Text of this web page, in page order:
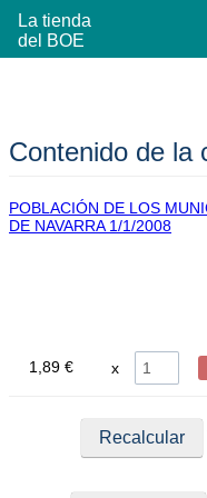
La tienda
del BOE
Contenido de la
POBLACIÓN DE LOS
DE NAVARRA 1/1/2008
1,89 €